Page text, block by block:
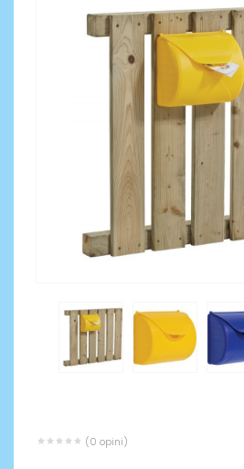
(0 opini)